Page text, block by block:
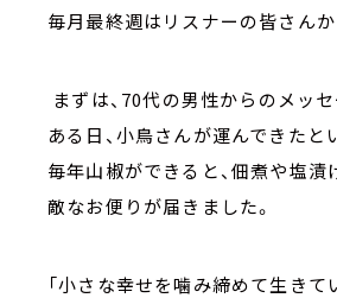
毎月最終週はリスナーの皆さんか
まずは、70代の男性からのメッセ
ある日、小鳥さんが運んできたと
毎年山椒ができると、佃煮や塩
敵なお便りが届きました。
「小さな幸せを噛み締めて生きて